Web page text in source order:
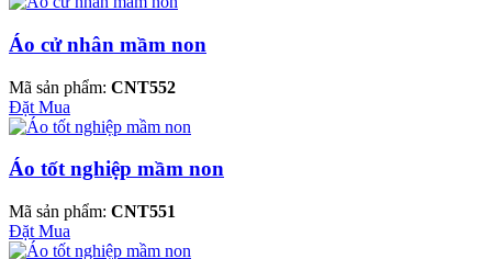
Áo cử nhân mầm non
Mã sản phẩm: CNT552
Đặt Mua
Áo tốt nghiệp mầm non
Mã sản phẩm: CNT551
Đặt Mua